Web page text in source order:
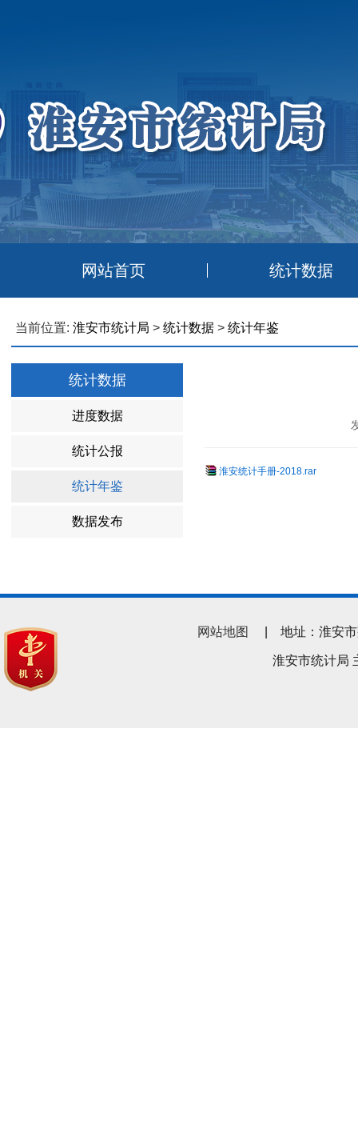
网站首页 统计数据
当前位置: 淮安市统计局 > 统计数据 > 统计年鉴
统计数据
进度数据
统计公报
统计年鉴
数据发布
淮安统计手册-2018.rar
网站地图 | 地址：淮安市
淮安市统计